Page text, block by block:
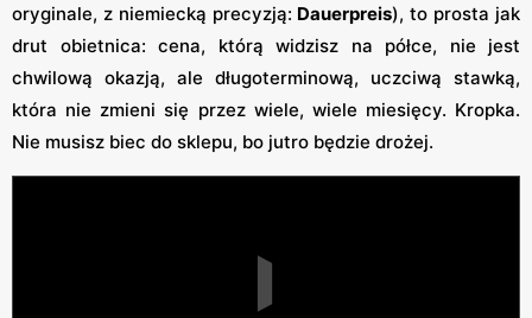
oryginale, z niemiecką precyzją: Dauerpreis), to prosta jak
drut obietnica: cena, którą widzisz na półce, nie jest
chwilową okazją, ale długoterminową, uczciwą stawką,
która nie zmieni się przez wiele, wiele miesięcy. Kropka.
Nie musisz biec do sklepu, bo jutro będzie drożej.